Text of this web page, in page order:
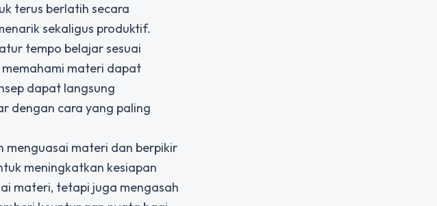
terus berlatih secara
sekaligus produktif.
tempo belajar sesuai
materi dapat
dapat langsung
dengan cara yang paling
menguasai materi dan berpikir
meningkatkan kesiapan
materi, tetapi juga mengasah